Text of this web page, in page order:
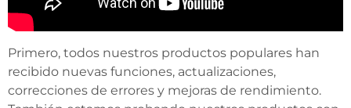
Primero, todos nuestros productos populares han
recibido nuevas funciones, actualizaciones,
correcciones de errores y mejoras de rendimiento.